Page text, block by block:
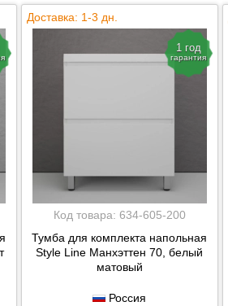
Доставка: 1-3 дн.
1 год
гарантия
Код товара: 634-605-200
Тумба для комплекта напольная
Style Line Манхэттен 70, белый
матовый
Россия